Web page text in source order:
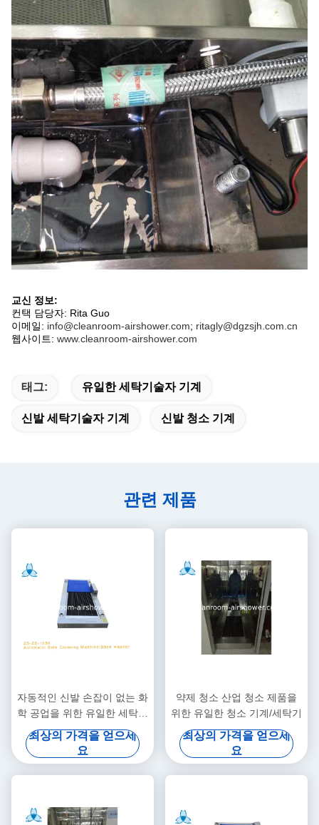
교신 정보:
컨택 담당자: Rita Guo
이메일: info@cleanroom-airshower.com; ritagly@dgzsjh.com.cn
웹사이트: www.cleanroom-airshower.com
태그: 유일한 세탁기술자 기계
신발 세탁기술자 기계 신발 청소 기계
관련 제품
자동적인 신발 손잡이 없는 화
학 공업을 위한 유일한 세탁기
술자 기계
최상의 가격을 얻으세
요
약제 청소 산업 청소 제품을
위한 유일한 청소 기계/세탁기
최상의 가격을 얻으세
요